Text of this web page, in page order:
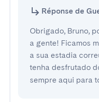
Réponse de
Obrigado, Bruno,
a gente! Ficamos
a sua estadia
tenha desfrutado
sempre aqui para